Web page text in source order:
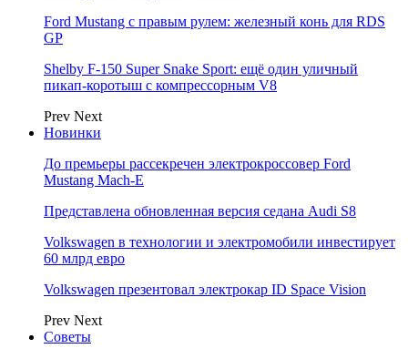
Ford Mustang с правым рулем: железный конь для RDS
GP
Shelby F-150 Super Snake Sport: ещё один уличный
пикап-коротыш с компрессорным V8
Prev Next
Новинки
До премьеры рассекречен электрокроссовер Ford
Mustang Mach-E
Представлена обновленная версия седана Audi S8
Volkswagen в технологии и электромобили инвестирует
60 млрд евро
Volkswagen презентовал электрокар ID Space Vision
Prev Next
Советы